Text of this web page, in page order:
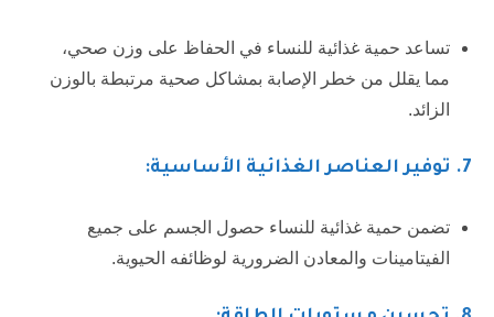
تساعد حمية غذائية للنساء في الحفاظ على وزن صحي،
مما يقلل من خطر الإصابة بمشاكل صحية مرتبطة بالوزن
الزائد.
7. توفير العناصر الغذائية الأساسية:
تضمن حمية غذائية للنساء حصول الجسم على جميع
الفيتامينات والمعادن الضرورية لوظائفه الحيوية.